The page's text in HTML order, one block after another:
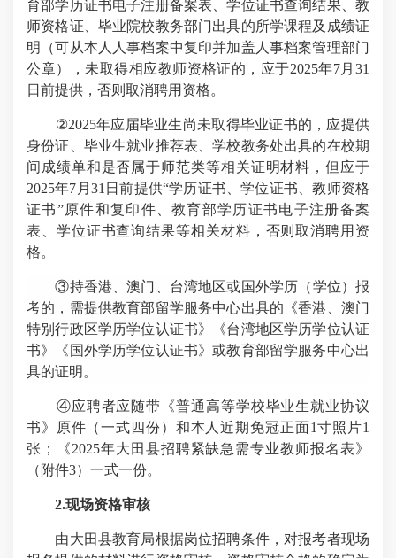
育部学历证书电子注册备案表、学位证书查询结果、教
师资格证、毕业院校教务部门出具的所学课程及成绩证
明（可从本人人事档案中复印并加盖人事档案管理部门
公章），未取得相应教师资格证的，应于2025年7月31
日前提供， 否则取消聘用资格。
②2025年应届毕业生尚未取得毕业证书的，应提供
身份证、毕业生就业推荐表、学校教务处出具的在校期
间成绩单和是否属于师范类等相关证明材料，但应于
2025年7 月 31 日前提供“学历证书、学位证书、教师资格
证书”原件和复印件、教育部学历证书电子注册备案
表、学位证书查询结果等相关材料，否则取消聘用资
格。
③持香港、澳门、台湾地区或国外学历（学位）报
考的，需提供教育部留学服务中心出具的《香港、澳门
特别行政区学历学位认证书》《台湾地区学历学位认证
书》《国外学历学位认证书》或教育部留学服务中心出
具的证明。
④应聘者应随带《普通高等学校毕业生就业协议
书》原件 （一式四份）和本人近期免冠正面1寸照片1
张；《2025年大田县招聘紧缺急需专业教师报名表》
（附件3）一式一份。
2.现场资格审核
由大田县教育局根据岗位招聘条件，对报考者现场